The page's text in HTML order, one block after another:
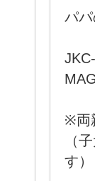
パ
※両
（
す）